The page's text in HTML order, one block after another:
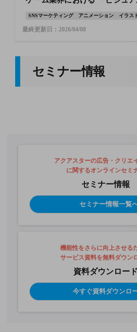
SNSマーケティング アニメーション イラス
最終更新日：2026/04/08
セミナー情報
アクアスターの広告・クリエ
に関するオンラインセミ
セミナー情報
セミナー情報一覧
機能性をさらに向上させる
サービス資料を無料ダウン
資料ダウンロード
今すぐ資料ダウンロ